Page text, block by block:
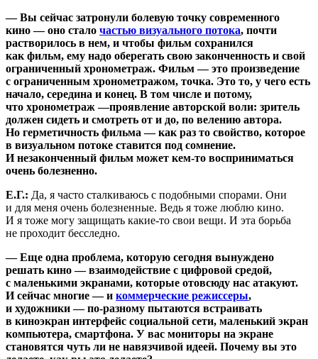
— Вы сейчас затронули болевую точку современного
кино — оно стало частью визуального потока, почти
растворилось в нем, и чтобы фильм сохранился
как фильм, ему надо оберегать свою законченность и свой
ограниченный хронометраж. Фильм — это произведение
с ограниченным хронометражом, точка. Это то, у чего есть
начало, середина и конец. В том числе и потому,
что хронометраж —проявление авторской воли: зритель
должен сидеть и смотреть от и до, по велению автора.
Но герметичность фильма — как раз то свойство, которое
в визуальном потоке ставится под сомнение.
И незаконченный фильм может кем-то восприниматься
очень болезненно.
Е.Г.: Да, я часто сталкиваюсь с подобными спорами. Они
и для меня очень болезненные. Ведь я тоже люблю кино.
И я тоже могу защищать какие-то свои вещи. И эта борьба
не проходит бесследно.
— Еще одна проблема, которую сегодня вынуждено
решать кино — взаимодействие с цифровой средой,
с маленькими экранами, которые отовсюду нас атакуют.
И сейчас многие — и коммерческие режиссеры,
и художники — по-разному пытаются встраивать
в киноэкран интерфейс социальной сети, маленький экран
компьютера, смартфона. У вас мониторы на экране
становятся чуть ли не навязчивой идеей. Почему вы это